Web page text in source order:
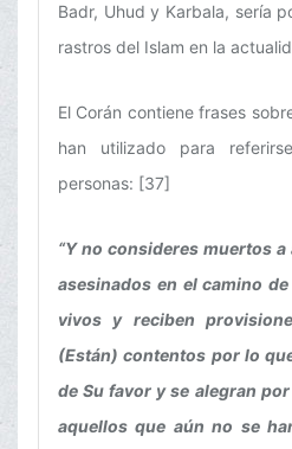
Badr, Uhud y Karbala, sería
rastros del Islam en la
El Corán contiene frases
han utilizado para
personas: [37]
“Y no consideres muertos
asesinados en el camino
vivos y reciben
(Están) contentos por lo
de Su favor y se alegran
aquellos que aún no se